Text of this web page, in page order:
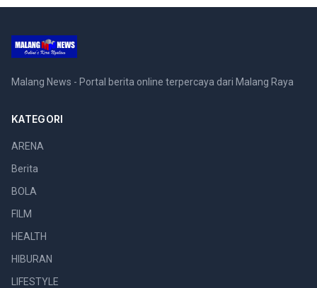
Malang News - Portal berita online terpercaya dari Malang Raya
KATEGORI
ARENA
Berita
BOLA
FILM
HEALTH
HIBURAN
LIFESTYLE